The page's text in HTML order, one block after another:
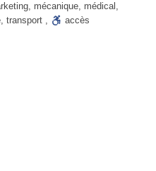
, mécanique, médical ,
, transport ,
accès